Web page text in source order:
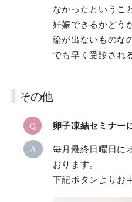
なかったというこ
妊娠できるかどう
論が出ないものな
でも早く受診され
その他
Q 卵子凍結セミナー
A
毎月最終日曜日に
おります。
下記ボタンよりお